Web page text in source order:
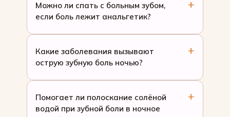
Можно ли спать с больным зубом,
если боль лежит анальгетик?
Какие заболевания вызывают
острую зубную боль ночью?
Помогает ли полоскание солёной
водой при зубной боли в ночное